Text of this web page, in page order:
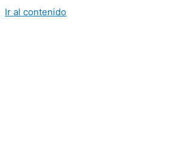
Ir al contenido